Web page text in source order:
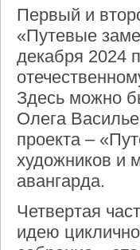
Первый и
«Путевые
декабря 2024
Здесь можно
Олега
проекта –
художников и
авангарда.
Четвертая
идею